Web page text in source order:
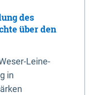
des
über den
Leine-
in